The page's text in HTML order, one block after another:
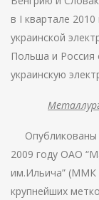
в I квартале
украинской
Польша и Россия
украинскую
Опубликованы
2009 году ОАО
им.Ильича” (ММК
крупнейших